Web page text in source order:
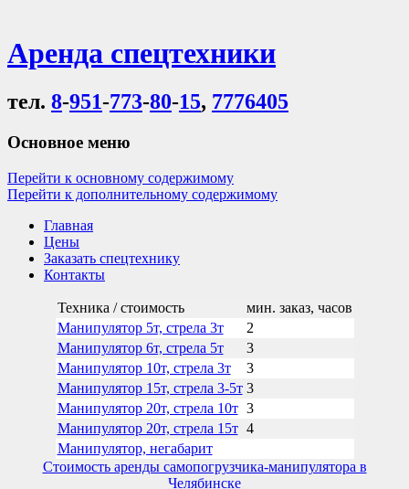
Аренда спецтехники
тел. 8-951-773-80-15, 7776405
Основное меню
Перейти к основному содержимому
Перейти к дополнительному содержимому
Главная
Цены
Заказать спецтехнику
Контакты
Техника / стоимость
мин. заказ, часов
Манипулятор 5т, стрела 3т
2
Манипулятор 6т, стрела 5т
3
Манипулятор 10т, стрела 3т
3
Манипулятор 15т, стрела 3-5т 3
Манипулятор 20т, стрела 10т 3
Манипулятор 20т, стрела 15т 4
Манипулятор, негабарит
Стоимость аренды самопогрузчика-манипулятора в
Челябинске